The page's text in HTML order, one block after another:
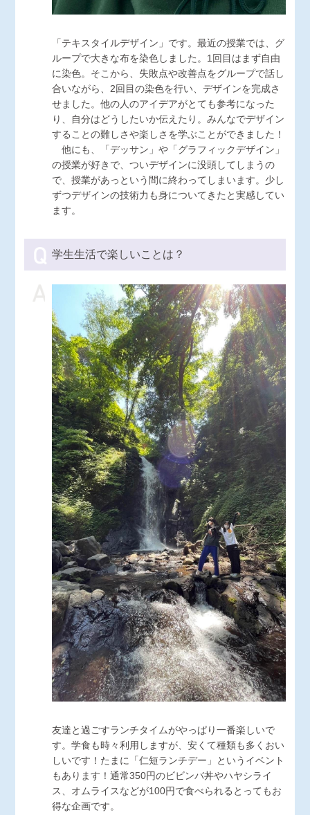
「テキスタイルデザイン」です。最近の授業では、グ
ループで大きな布を染色しました。1回目はまず自由
に染色。そこから、失敗点や改善点をグループで話し
合いながら、2回目の染色を行い、デザインを完成さ
せました。他の人のアイデアがとても参考になった
り、自分はどうしたいか伝えたり。みんなでデザイン
することの難しさや楽しさを学ぶことができました！
他にも、「デッサン」や「グラフィックデザイン」
の授業が好きで、ついデザインに没頭してしまうの
で、授業があっという間に終わってしまいます。少し
ずつデザインの技術力も身についてきたと実感してい
ます。
学生生活で楽しいことは？
友達と過ごすランチタイムがやっぱり一番楽しいで
す。学食も時々利用しますが、安くて種類も多くおい
しいです！たまに「仁短ランチデー」というイベント
もあります！通常350円のビビンバ丼やハヤシライ
ス、オムライスなどが100円で食べられるとってもお
得な企画です。